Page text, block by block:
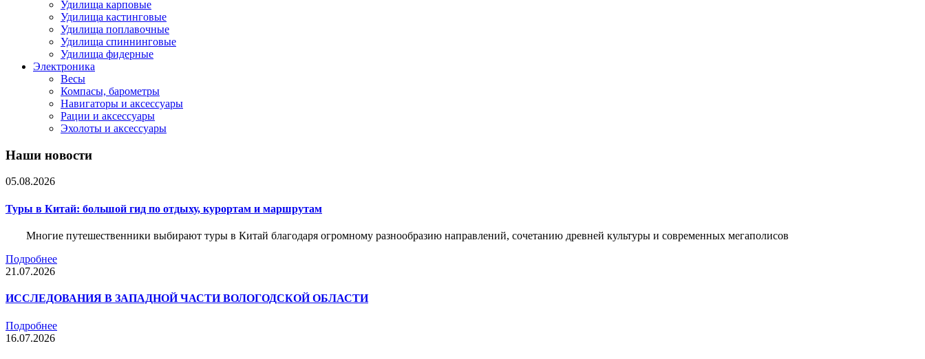
Удилища карповые
Удилища кастинговые
Удилища поплавочные
Удилища спиннинговые
Удилища фидерные
Электроника
Весы
Компасы, барометры
Навигаторы и аксессуары
Рации и аксессуары
Эхолоты и аксессуары
Наши новости
05.08.2026
Туры в Китай: большой гид по отдыху, курортам и маршрутам
Многие путешественники выбирают туры в Китай благодаря огромному разнообразию направлений, сочетанию древней культуры и современных мегаполисов
Подробнее
21.07.2026
ИССЛЕДОВАНИЯ В ЗАПАДНОЙ ЧАСТИ ВОЛОГОДСКОЙ ОБЛАСТИ
Подробнее
16.07.2026